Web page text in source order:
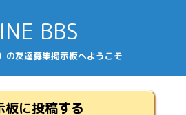
BBS
の友達募集掲示板へようこそ
板に投稿する